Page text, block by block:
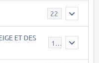
22
ET DES
17